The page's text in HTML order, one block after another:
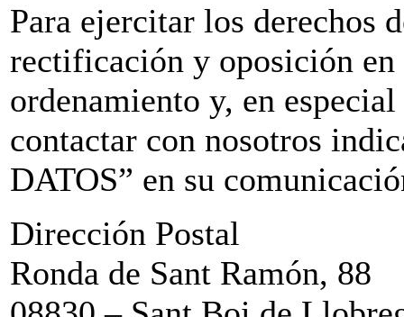
Para ejercitar los derechos
rectificación y oposición
ordenamiento y, en
contactar con nosotros
DATOS” en su
Dirección Postal
Ronda de Sant Ramón, 88